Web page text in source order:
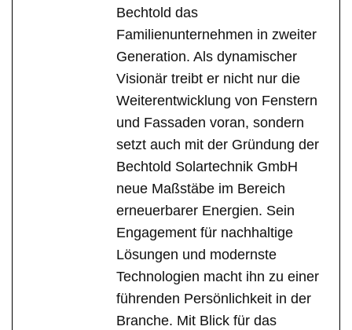
Bechtold das
Familienunternehmen in zweiter
Generation. Als dynamischer
Visionär treibt er nicht nur die
Weiterentwicklung von Fenstern
und Fassaden voran, sondern
setzt auch mit der Gründung der
Bechtold Solartechnik GmbH
neue Maßstäbe im Bereich
erneuerbarer Energien. Sein
Engagement für nachhaltige
Lösungen und modernste
Technologien macht ihn zu einer
führenden Persönlichkeit in der
Branche. Mit Blick für das